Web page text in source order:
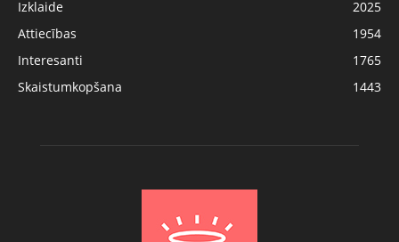
Izklaide
2025
Attiecības
1954
Interesanti
1765
Skaistumkopšana
1443